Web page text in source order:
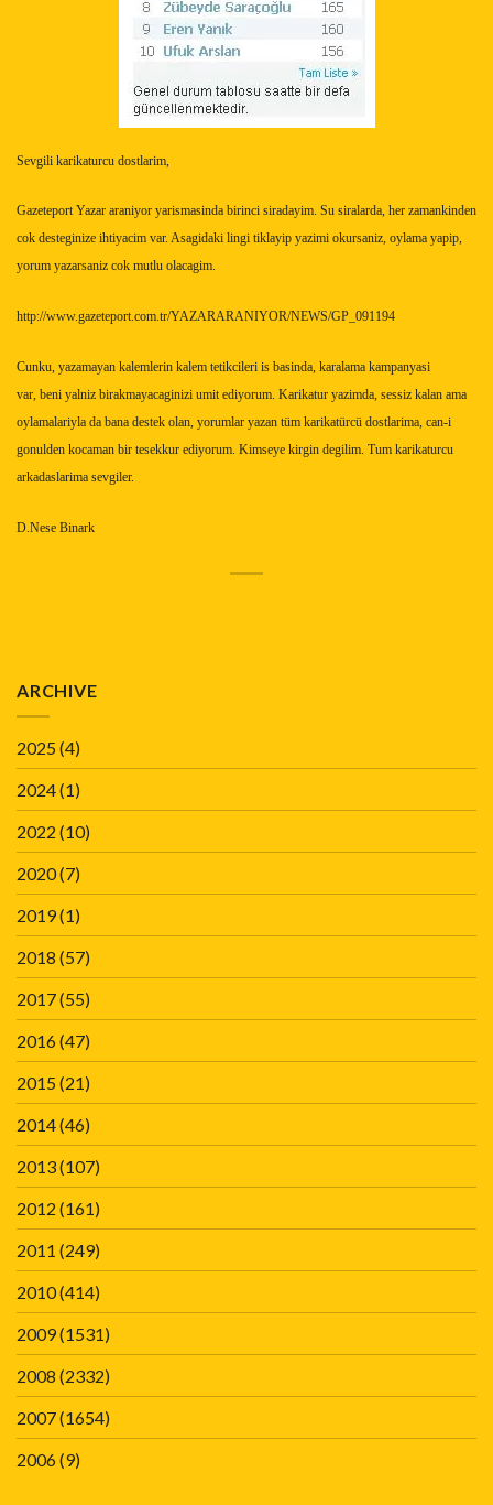
Sevgili karikaturcu dostlarim,
Gazeteport Yazar araniyor yarismasinda birinci siradayim. Su siralarda, her zamankinden
cok desteginize ihtiyacim var. Asagidaki lingi tiklayip yazimi okursaniz, oylama yapip,
yorum yazarsaniz cok mutlu olacagim.
http://www.gazeteport.com.tr/YAZARARANIYOR/NEWS/GP_091194
Cunku, yazamayan kalemlerin kalem tetikcileri is basinda, karalama kampanyasi
var, beni yalniz birakmayacaginizi umit ediyorum. Karikatur yazimda, sessiz kalan ama
oylamalariyla da bana destek olan, yorumlar yazan tüm karikatürcü dostlarima, can-i
gonulden kocaman bir tesekkur ediyorum. Kimseye kirgin degilim. Tum karikaturcu
arkadaslarima sevgiler.
D.Nese Binark
ARCHIVE
2025(4)
2024(1)
2022 (10)
2020(7)
2019(1)
2018 (57)
2017(55)
2016(47)
2015(21)
2014(46)
2013(107)
2012 (161)
2011 (249)
2010(414)
2009(1531)
2008 (2332)
2007(1654)
2006(9)